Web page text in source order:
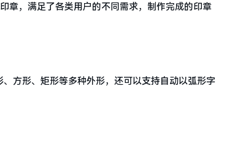
章，满足了各类用户的不同需求，制作完成的印章
方形、矩形等多种外形，还可以支持自动以弧形字